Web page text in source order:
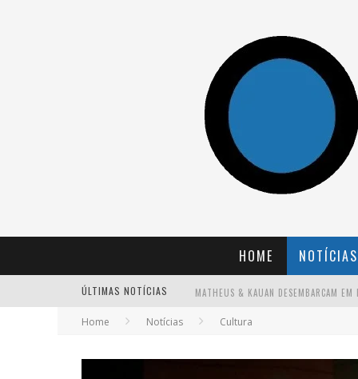
HOME NOTÍCIAS
ÚLTIMAS NOTÍCIAS
Home Notícias Cultura